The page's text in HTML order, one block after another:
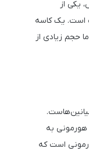
یکی از
است. یک کاسه
حجم زیادی از
هورمونی به
است که